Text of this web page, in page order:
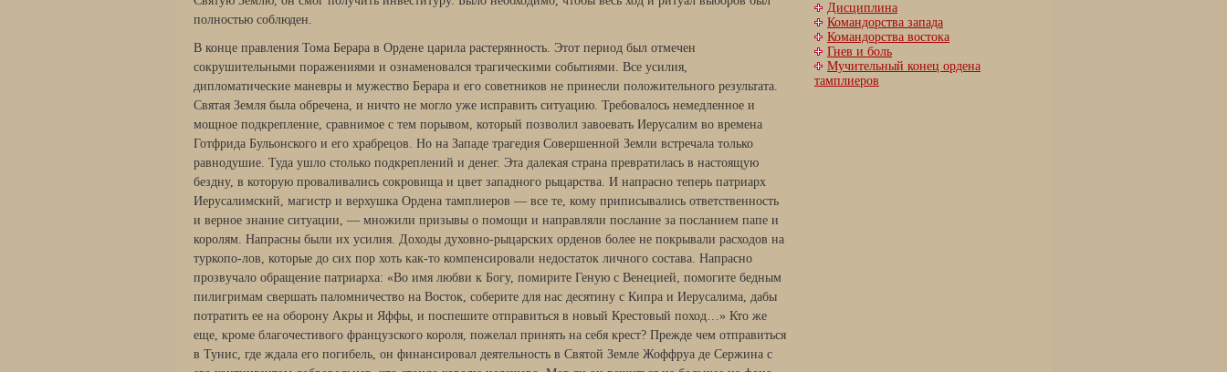
полностью соблюден.
В конце правления Тома Берара в Ордене царила растерянность. Этот период был отмечен
сокрушительными поражениями и ознаменовался трагическими событиями. Все усилия,
дипломатические маневры и мужество Берара и его советников не принесли положительного результата.
Святая Земля была обречена, и ничто не могло уже исправить ситуацию. Требовалось немедленное и
мощное подкрепление, сравнимое с тем порывом, который позволил завоевать Иерусалим во времена
Готфрида Бульонского и его храбрецов. Но на Западе трагедия Совершенной Земли встречала только
равнодушие. Туда ушло столько подкреплений и денег. Эта далекая страна превратилась в настоящую
бездну, в которую проваливались сокровища и цвет западного рыцарства. И напрасно теперь патриарх
Иерусалимский, магистр и верхушка Ордена тамплиеров — все те, кому приписывались ответственность
и верное знание ситуации, — множили призывы о помощи и направляли послание за посланием папе и
королям. Напрасны были их усилия. Доходы духовно-рыцарских орденов более не покрывали расходов на
туркопо-лов, которые до сих пор хоть как-то компенсировали недостаток личного состава. Напрасно
прозвучало обращение патриарха: «Во имя любви к Богу, помирите Геную с Венецией, помогите бедным
пилигримам свершать паломничество на Восток, соберите для нас десятину с Кипра и Иерусалима, дабы
потратить ее на оборону Акры и Яффы, и поспешите отправиться в новый Крестовый поход…» Кто же
еще, кроме благочестивого французского короля, пожелал принять на себя крест? Прежде чем отправиться
в Тунис, где ждала его погибель, он финансировал деятельность в Святой Земле Жоффруа де Сержина с
Дисциплина
Командорства запада
Командорства востока
Гнев и боль
Мучительный конец ордена
тамплиеров